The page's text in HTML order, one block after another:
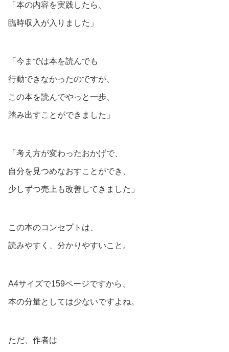
「本の内容を実践したら、
臨時収入が入りました」
「今までは本を読んでも
行動できなかったのですが、
この本を読んでやっと一歩、
踏み出すことができました」
「考え方が変わったおかげで、
自分を見つめなおすことができ、
少しずつ売上も改善してきました」
この本のコンセプトは、
読みやすく、分かりやすいこと。
A4サイズで159ページですから、
本の分量としては少ないですよね。
ただ、作者は